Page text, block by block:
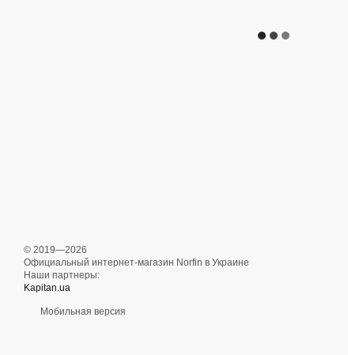
© 2019—2026
Официальный интернет-магазин Norfin в Украине
Наши партнеры:
Kapitan.ua
Мобильная версия